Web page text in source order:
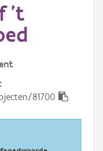
't
81700